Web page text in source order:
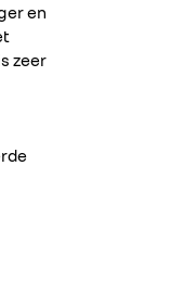
en
zeer